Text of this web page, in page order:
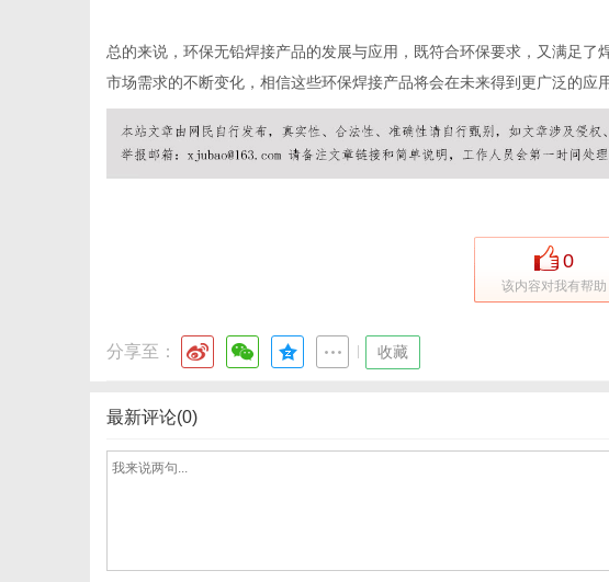
总的来说，环保无铅焊接产品的发展与应用，既符合环保要求，又满足
市场需求的不断变化，相信这些环保焊接产品将会在未来得到更广泛的应
0
该内容对我有帮助
分享至： 收藏
最新评论(0)